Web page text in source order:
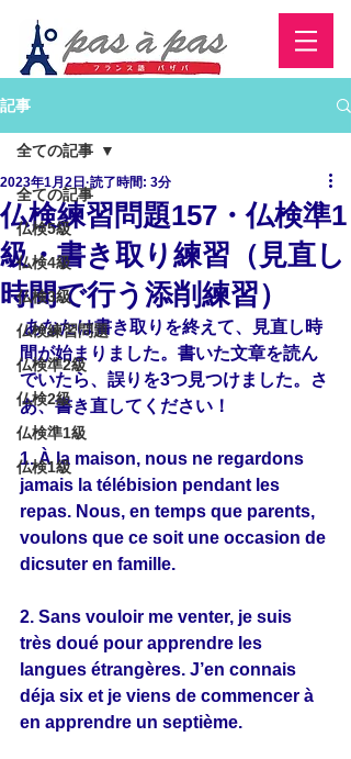
記事
全ての記事
仏検5級
仏検4級
仏検3級
仏検練習問題
仏検準2級
仏検2級
仏検準1級
仏検1級
全ての記事
仏検練習問題157・仏検準1
級・書き取り練習（見直し
時間で行う添削練習）
2023年1月2日 読了時間: 3分
あなたは書き取りを終えて、見直し時
間が始まりました。書いた文章を読ん
でいたら、誤りを3つ見つけました。さ
あ、書き直してください！
1. À la maison, nous ne regardons
jamais la télébision pendant les
repas. Nous, en temps que parents,
voulons que ce soit une occasion de
dicsuter en famille.
2. Sans vouloir me venter, je suis
très doué pour apprendre les
langues étrangères. J’en connais
déja six et je viens de commencer à
en apprendre un septième.